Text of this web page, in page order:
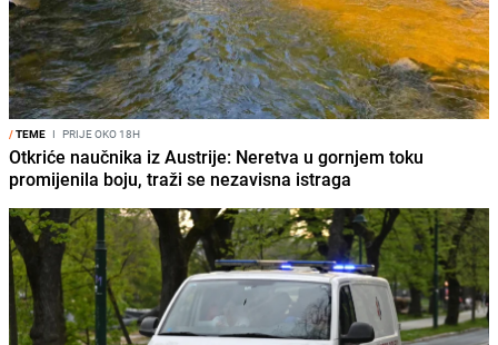
/TEME I PRIJE OKO 18H
Otkriće naučnika iz Austrije: Neretva u gornjem toku
promijenila boju, traži se nezavisna istraga